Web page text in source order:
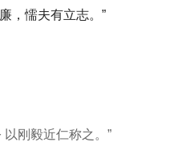
，懦夫有立志。”
刚毅近仁称之。”